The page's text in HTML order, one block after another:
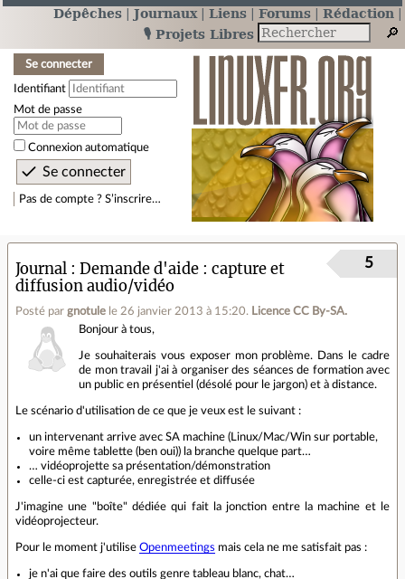
Dépêches Journaux Liens Forums
Rédaction
🎙️ Projets Libres
Se connecter
Identifiant
Mot de passe
Connexion automatique
Pas de compte ? S’inscrire…
Journal
Demande d'aide : capture et
diffusion audio/vidéo
Posté par gnotule le 26 janvier 2013 à 15:20. Licence CC By‑SA.
5
Bonjour à tous,
Je souhaiterais vous exposer mon problème. Dans le cadre
de mon travail j'ai à organiser des séances de formation avec
un public en présentiel (désolé pour le jargon) et à distance.
Le scénario d'utilisation de ce que je veux est le suivant :
un intervenant arrive avec SA machine (Linux/Mac/Win sur portable,
voire même tablette (ben oui)) la branche quelque part…
… vidéoprojette sa présentation/démonstration
celle-ci est capturée, enregistrée et diffusée
J'imagine une "boîte" dédiée qui fait la jonction entre la machine et le
vidéoprojecteur.
Pour le moment j'utilise Openmeetings mais cela ne me satisfait pas :
je n'ai que faire des outils genre tableau blanc, chat…